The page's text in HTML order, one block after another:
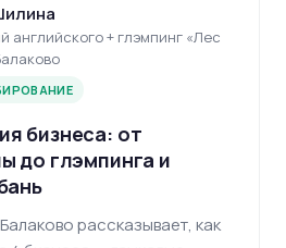
английского + глэмпинг «Лес
бизнеса: от
до глэмпинга и
рассказывает, как